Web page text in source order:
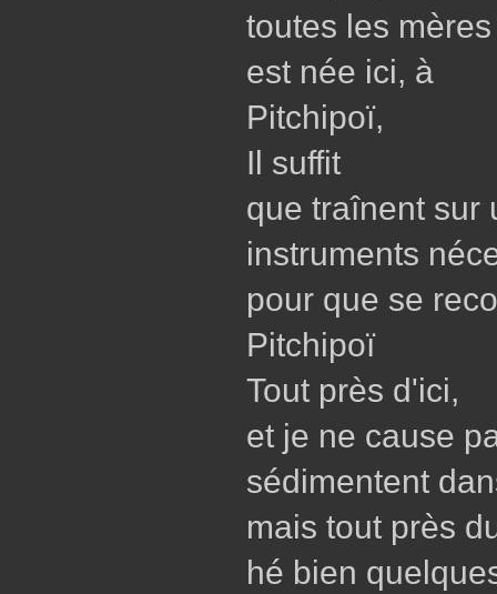
toutes les
est née ici, à
Pitchipoï,
Il suffit
que traînent sur
instruments
pour que se
Pitchipoï
Tout près d'ici,
et je ne cause
sédimentent
mais tout près
hé bien